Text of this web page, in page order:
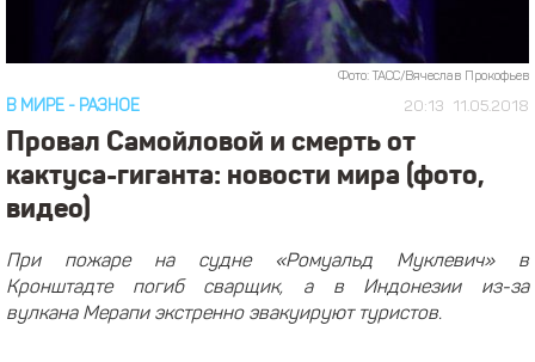
Фото: ТАСС/Вячеслав Прокофьев
20:13 11.05.2018
В МИРЕ - РАЗНОЕ
Провал Самойловой и смерть от
кактуса-гиганта: новости мира (фото,
видео)
При пожаре на судне «Ромуальд Муклевич» в
Кронштадте погиб сварщик, а в Индонезии из-за
вулкана Мерапи экстренно эвакуируют туристов.